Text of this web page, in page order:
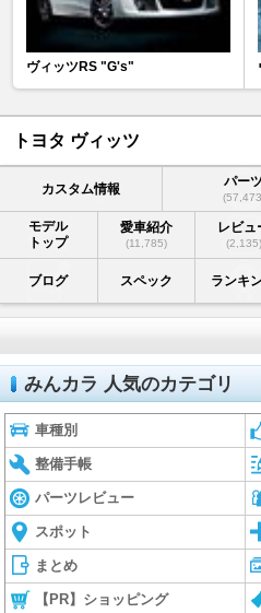
ヴィッツRS "G's"
トヨタ ヴィッツ
カスタム情報 パー
モデル
トップ
愛車紹介
(11,785)
レビュ
(2,135)
ブログ スペック ランキ
みんカラ 人気のカテゴリ
車種別
整備手帳
パーツレビュー
スポット
まとめ
【PR】ショッピング